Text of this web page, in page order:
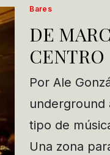
Bares
DE
CENTRO
Por Ale
underground
tipo de
Una zona